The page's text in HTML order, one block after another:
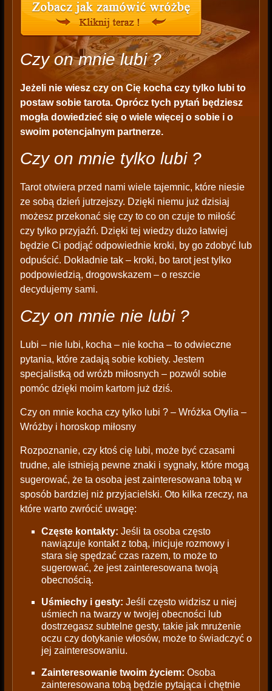
Czy on mnie lubi ?
Jeżeli nie wiesz czy on Cię kocha czy tylko lubi to
postaw sobie tarota. Oprócz tych pytań będziesz
mogła dowiedzieć się o wiele więcej o sobie i o
swoim potencjalnym partnerze.
Czy on mnie tylko lubi ?
Tarot otwiera przed nami wiele tajemnic, które niesie
ze sobą dzień jutrzejszy. Dzięki niemu już dzisiaj
możesz przekonać się czy to co on czuje to miłość
czy tylko przyjaźń. Dzięki tej wiedzy dużo łatwiej
będzie Ci podjąć odpowiednie kroki, by go zdobyć lub
odpuścić. Dokładnie tak – kroki, bo tarot jest tylko
podpowiedzią, drogowskazem – o reszcie
decydujemy sami.
Czy on mnie nie lubi ?
Lubi – nie lubi, kocha – nie kocha – to odwieczne
pytania, które zadają sobie kobiety. Jestem
specjalistką od wróżb miłosnych – pozwól sobie
pomóc dzięki moim kartom już dziś.
Czy on mnie kocha czy tylko lubi ? – Wróżka Otylia –
Wróżby i horoskop miłosny
Rozpoznanie, czy ktoś cię lubi, może być czasami
trudne, ale istnieją pewne znaki i sygnały, które mogą
sugerować, że ta osoba jest zainteresowana tobą w
sposób bardziej niż przyjacielski. Oto kilka rzeczy, na
które warto zwrócić uwagę:
Częste kontakty: Jeśli ta osoba często
nawiązuje kontakt z tobą, inicjuje rozmowy i
stara się spędzać czas razem, to może to
sugerować, że jest zainteresowana twoją
obecnością.
Uśmiechy i gesty: Jeśli często widzisz u niej
uśmiech na twarzy w twojej obecności lub
dostrzegasz subtelne gesty, takie jak mrużenie
oczu czy dotykanie włosów, może to świadczyć o
jej zainteresowaniu.
Zainteresowanie twoim życiem: Osoba
zainteresowana tobą będzie pytająca i chętnie